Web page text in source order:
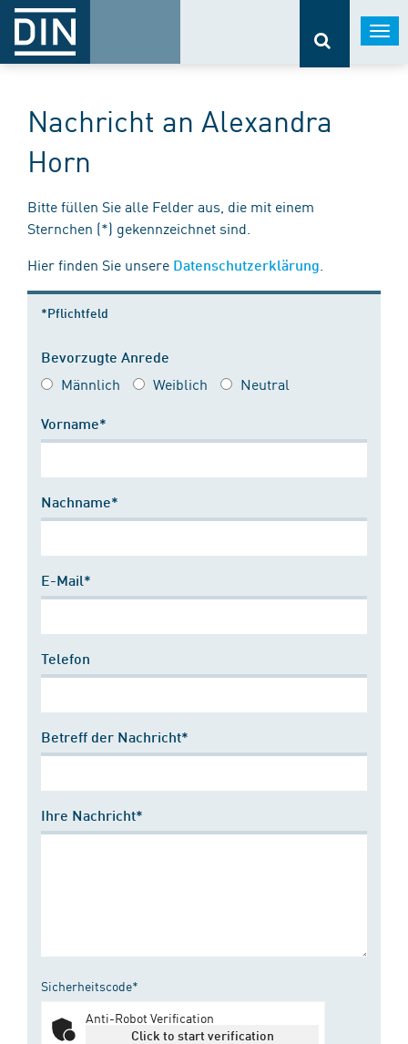
Nachricht an Alexandra
Horn
Bitte füllen Sie alle Felder aus, die mit einem
Sternchen (*) gekennzeichnet sind.
Hier finden Sie unsere Datenschutzerklärung
*Pflichtfeld
Bevorzugte Anrede
Männlich Weiblich Neutral
Vorname*
Nachname*
E-Mail*
Telefon
Betreff der Nachricht*
Ihre Nachricht*
Sicherheitscode*
Anti-Robot Verification
Click to start verification